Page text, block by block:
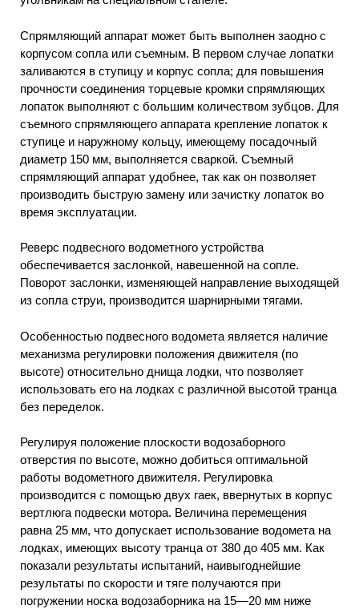
Спрямляющий аппарат может быть выполнен заодно с
корпусом сопла или съемным. В первом случае лопатки
заливаются в ступицу и корпус сопла; для повышения
прочности соединения торцевые кромки спрямляющих
лопаток выполняют с большим количеством зубцов. Для
съемного спрямляющего аппарата крепление лопаток к
ступице и наружному кольцу, имеющему посадочный
диаметр 150 мм, выполняется сваркой. Съемный
спрямляющий аппарат удобнее, так как он позволяет
производить быструю замену или зачистку лопаток во
время эксплуатации.
Реверс подвесного водометного устройства
обеспечивается заслонкой, навешенной на сопле.
Поворот заслонки, изменяющей направление выходящей
из сопла струи, производится шарнирными тягами.
Особенностью подвесного водомета является наличие
механизма регулировки положения движителя (по
высоте) относительно днища лодки, что позволяет
использовать его на лодках с различной высотой транца
без переделок.
Регулируя положение плоскости водозаборного
отверстия по высоте, можно добиться оптимальной
работы водометного движителя. Регулировка
производится с помощью двух гаек, ввернутых в корпус
вертлюга подвески мотора. Величина перемещения
равна 25 мм, что допускает использование водомета на
лодках, имеющих высоту транца от 380 до 405 мм. Как
показали результаты испытаний, наивыгоднейшие
результаты по скорости и тяге получаются при
погружении носка водозаборника на 15—20 мм ниже